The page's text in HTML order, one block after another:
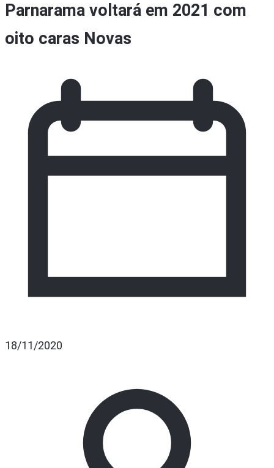
Parnarama voltará em 2021 com
oito caras Novas
18/11/2020